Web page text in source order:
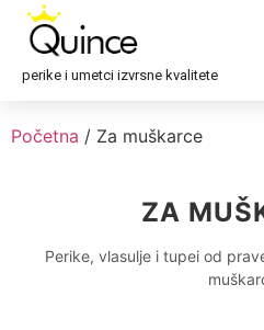
perike i umetci izvrsne kvalitete
Početna / Za muškarce
ZA
Perike, vlasulje i tupei od